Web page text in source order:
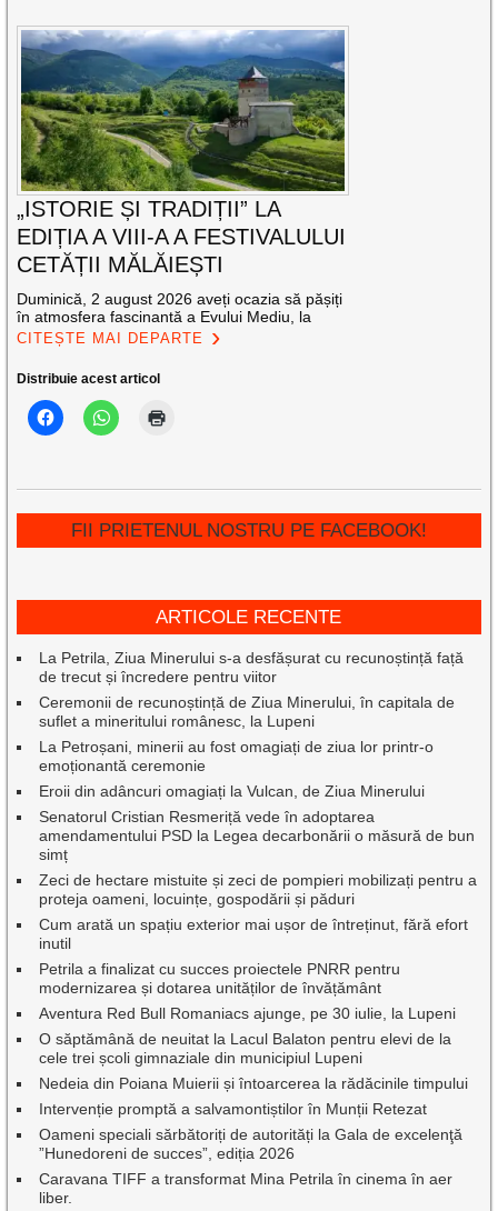
„ISTORIE ȘI TRADIȚII” LA
EDIȚIA A VIII-A A FESTIVALULUI
CETĂȚII MĂLĂIEȘTI
Duminică, 2 august 2026 aveți ocazia să pășiți
în atmosfera fascinantă a Evului Mediu, la
CITEȘTE MAI DEPARTE
Distribuie acest articol
FII PRIETENUL NOSTRU PE FACEBOOK!
ARTICOLE RECENTE
La Petrila, Ziua Minerului s-a desfășurat cu recunoștință față
de trecut și încredere pentru viitor
Ceremonii de recunoștință de Ziua Minerului, în capitala de
suflet a mineritului românesc, la Lupeni
La Petroșani, minerii au fost omagiați de ziua lor printr-o
emoționantă ceremonie
Eroii din adâncuri omagiați la Vulcan, de Ziua Minerului
Senatorul Cristian Resmeriță vede în adoptarea
amendamentului PSD la Legea decarbonării o măsură de bun
simț
Zeci de hectare mistuite și zeci de pompieri mobilizați pentru a
proteja oameni, locuințe, gospodării și păduri
Cum arată un spațiu exterior mai ușor de întreținut, fără efort
inutil
Petrila a finalizat cu succes proiectele PNRR pentru
modernizarea și dotarea unităților de învățământ
Aventura Red Bull Romaniacs ajunge, pe 30 iulie, la Lupeni
O săptămână de neuitat la Lacul Balaton pentru elevi de la
cele trei școli gimnaziale din municipiul Lupeni
Nedeia din Poiana Muierii și întoarcerea la rădăcinile timpului
Intervenție promptă a salvamontiștilor în Munții Retezat
Oameni speciali sărbătoriți de autorități la Gala de excelenţă
”Hunedoreni de succes”, ediția 2026
Caravana TIFF a transformat Mina Petrila în cinema în aer
liber.